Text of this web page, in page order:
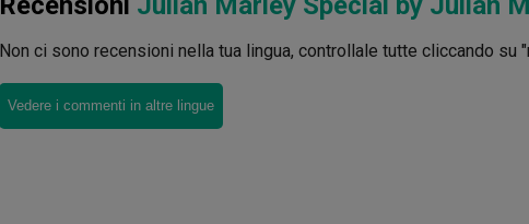
Non ci sono recensioni nella tua lingua, controllale tutte cliccando su
Vedere i commenti in altre lingue